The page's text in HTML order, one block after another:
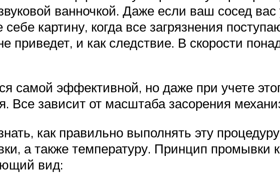
ванночкой. Даже если ваш сосед
себе картину, когда все загрязнения
приведет, и как следствие. В скорости
самой эффективной, но даже при учете
Все зависит от масштаба засорения
как правильно выполнять эту
а также температуру. Принцип промывки
вид: